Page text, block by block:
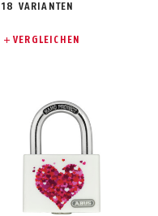
18 VARIANTEN
VERGLEICHEN